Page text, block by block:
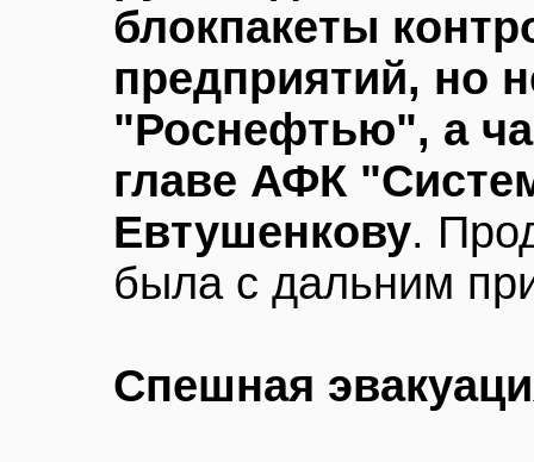
блокпакеты
предприятий, но
"Роснефтью", а
главе АФК
Евтушенкову.
была с дальним
Спешная